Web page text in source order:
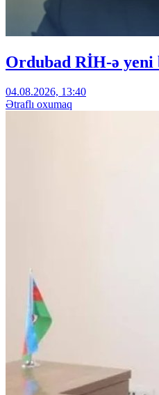
Ordubad RİH-ə yeni
04.08.2026, 13:40
Ətraflı oxumaq